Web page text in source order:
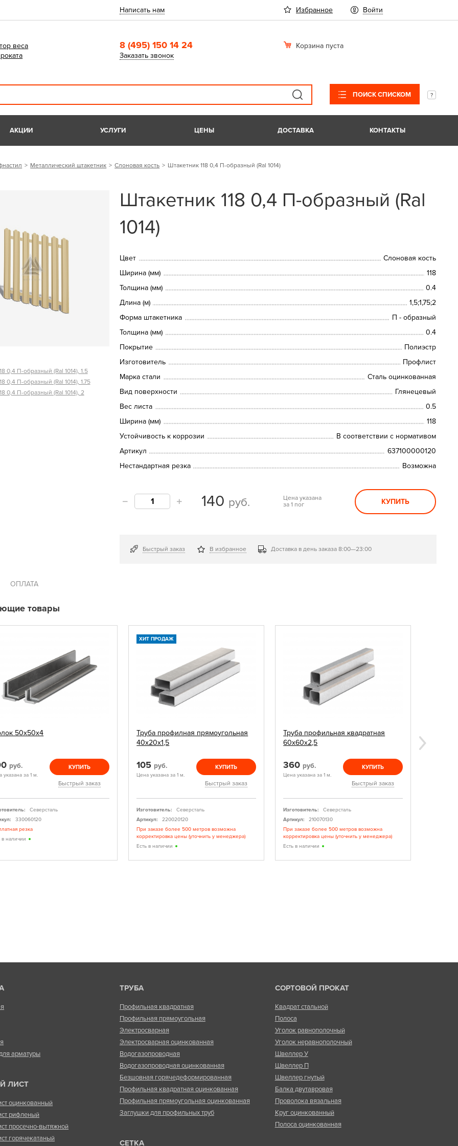
Написать нам Избранное Войти
веса
8 (495) 150 14 24
Заказать звонок
Корзина пуста
ПОИСК СПИСКОМ
АКЦИИ УСЛУГИ ЦЕНЫ ДОСТАВКА КОНТАКТЫ
Металлический штакетник Слоновая кость Штакетник 118 0,4 П-образный (Ral 1014)
0,4 П-образный (Ral 1014), 1.5
0,4 П-образный (Ral 1014), 1.75
0,4 П-образный (Ral 1014), 2
Штакетник 118 0,4 П-образный (Ral
1014)
Цвет
Слоновая кость
Ширина (мм)
118
Толщина (мм)
0.4
Длина (м)
1,5;1,75;2
Форма штакетника
П - образный
Толщина (мм)
0.4
Покрытие
Полиэстр
Изготовитель
Профлист
Марка стали
Сталь оцинкованная
Вид поверхности
Глянецевый
Вес листа
0.5
Ширина (мм)
118
Устойчивость к коррозии
В соответствии с нормативом
Артикул
637100000120
Нестандартная резка
Возможна
140 руб.
Цена указана
за 1 пог
КУПИТЬ
Быстрый заказ В избранное Доставка в день заказа 8:00—23:00
ОПЛАТА
товары
50х50х4
руб.
указана за 1 м.
КУПИТЬ
Быстрый заказ
Северсталь
330060120
резка
в наличии
ХИТ ПРОДАЖ
Труба профилная прямоугольная
40х20х1,5
105 руб.
Цена указана за 1 м.
КУПИТЬ
Быстрый заказ
Изготовитель:
Северсталь
Артикул:
220020120
При заказе более 500 метров возможна
корректировка цены (уточнить у менеджера)
Есть в наличии
Труба профильная квадратная
60х60х2,5
360 руб.
Цена указана за 1 м.
КУПИТЬ
Быстрый заказ
Изготовитель:
Северсталь
Артикул:
210070130
При заказе более 500 метров возможна
корректировка цены (уточнить у менеджера)
Есть в наличии
арматуры
ЛИСТ
оцинкованный
рифленый
просечно-вытяжной
горячекатаный
ТРУБА
Профильная квадратная
Профильная прямоугольная
Электросварная
Электросварная оцинкованная
Водогазопроводная
Водогазопроводная оцинкованная
Безшовная горячедеформированная
Профильная квадратная оцинкованная
Профильная прямоугольная оцинкованная
Заглушки для профильных труб
СЕТКА
СОРТОВОЙ ПРОКАТ
Квадрат стальной
Полоса
Уголок равнополочный
Уголок неравнополочный
Швеллер У
Швеллер П
Швеллер гнутый
Балка двутавровая
Проволока вязальная
Круг оцинкованный
Полоса оцинкованная